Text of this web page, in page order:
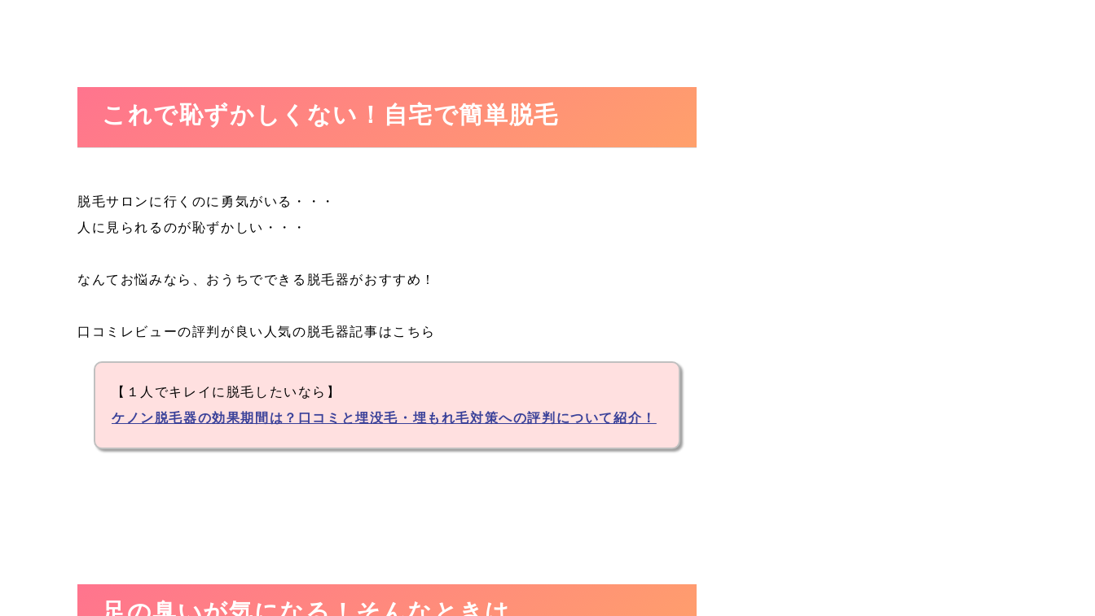
これで恥ずかしくない！自宅で簡単脱毛
脱毛サロンに行くのに勇気がいる・・・
人に見られるのが恥ずかしい・・・
なんてお悩みなら、おうちでできる脱毛器がおすすめ！
口コミレビューの評判が良い人気の脱毛器記事はこちら
【１人でキレイに脱毛したいなら】
ケノン脱毛器の効果期間は？口コミと埋没毛・埋もれ毛対策への評判について紹介！